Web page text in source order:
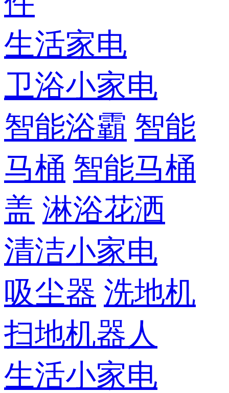
生活家电
卫浴小家电
智能浴霸 智能
马桶 智能马桶
盖 淋浴花洒
清洁小家电
吸尘器 洗地机
扫地机器人
生活小家电